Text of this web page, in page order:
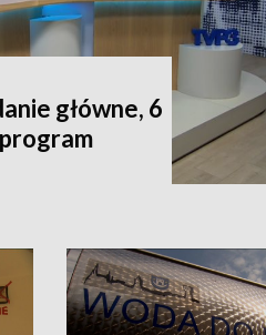
główne, 6